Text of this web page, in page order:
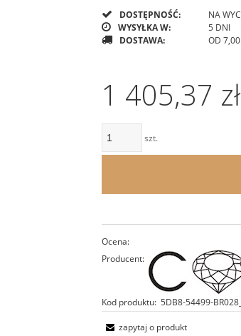
DOSTĘPNOŚĆ:
NA
WYSYŁKA W:
5 DNI
DOSTAWA:
OD
1 405,37 zł
szt.
Ocena:
Producent:
Kod produktu: 5DB8-54499-
zapytaj o produkt